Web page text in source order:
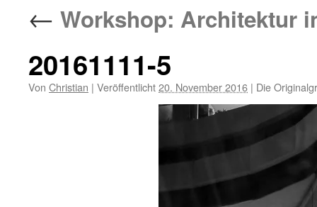
← Workshop: Architektur
20161111-5
Von Christian | Veröffentlicht20. November 2016 | Die